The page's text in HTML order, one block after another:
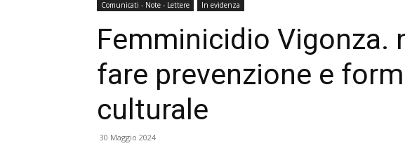
Comunicati - Note - Lettere In evidenza
Femminicidio Vigonza.
fare prevenzione e
culturale
30 Maggio 2024